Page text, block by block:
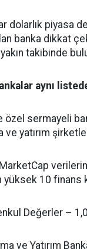
dolarlık piyasa
banka dikkat
yakın takibinde
aynı
sermayeli
yatırım
yüksek 10 finans
Değerler –
ve Yatırım